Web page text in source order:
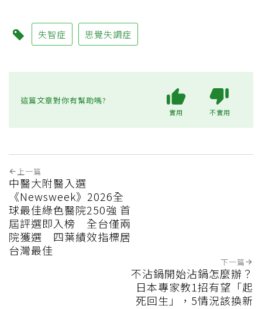
失智症 思覺失調症
這篇文章對你有幫助嗎?
實用 不實用
上一篇
中醫大附醫入選
《Newsweek》2026全
球最佳綠色醫院250強 首
屆評選即入榜 全台僅兩
院獲選 四葉績效指標居
台灣最佳
下一篇
不沾鍋開始沾鍋怎麼辦？
日本專家教1招有望「起
死回生」，5情況該換新